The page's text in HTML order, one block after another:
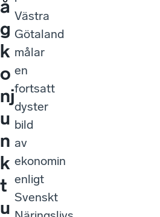
å
g
k
o
nj
u
n
k
t
u
Västra
Götaland
målar
en
fortsatt
dyster
bild
av
ekonomin
enligt
Svenskt